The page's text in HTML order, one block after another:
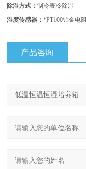
除湿方式：制冷表冷除湿
湿度传感器：*PT100铂金电阻
产品咨询